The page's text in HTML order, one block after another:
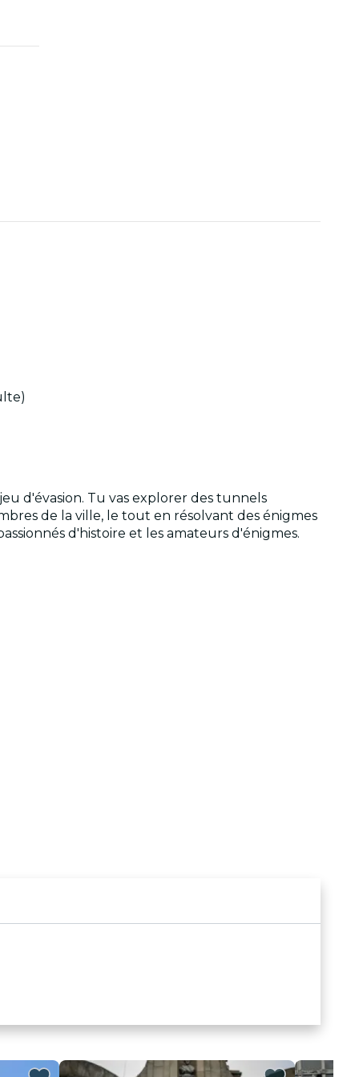
d'évasion. Tu vas explorer des tunnels
de la ville, le tout en résolvant des énigmes
d'histoire et les amateurs d'énigmes.